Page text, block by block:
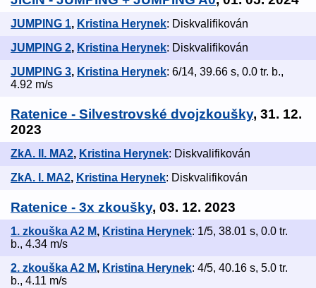
JUMPING 1, Kristina Herynek: Diskvalifikován
JUMPING 2, Kristina Herynek: Diskvalifikován
JUMPING 3, Kristina Herynek: 6/14, 39.66 s, 0.0 tr. b.,
4.92 m/s
Ratenice - Silvestrovské dvojzkoušky, 31. 12.
2023
ZkA. II. MA2, Kristina Herynek: Diskvalifikován
ZkA. I. MA2, Kristina Herynek: Diskvalifikován
Ratenice - 3x zkoušky, 03. 12. 2023
1. zkouška A2 M, Kristina Herynek: 1/5, 38.01 s, 0.0 tr.
b., 4.34 m/s
2. zkouška A2 M, Kristina Herynek: 4/5, 40.16 s, 5.0 tr.
b., 4.11 m/s